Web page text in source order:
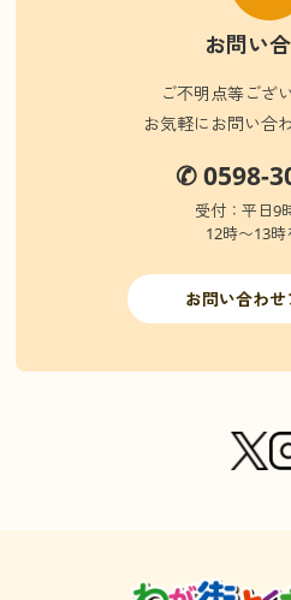
お問い
ご不明点等ござ
お気軽にお問い合
✆ 0598-
受付：平日9
12時〜13時
お問い合わせ